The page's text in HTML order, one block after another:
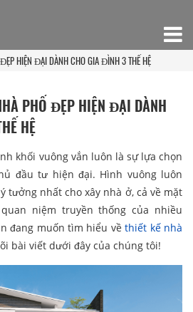
HIỆN ĐẠI DÀNH CHO GIA ĐÌNH 3 THẾ HỆ
PHỐ ĐẸP HIỆN ĐẠI DÀNH
HỆ
khối vuông vắn luôn là sự lựa chọn
đầu tư hiện đại. Hình vuông luôn
tưởng nhất cho xây nhà ở, cả về mặt
niệm truyền thống của nhiều
đang muốn tìm hiểu vềthiết kế nhà
bài viết dưới đây của chúng tôi!